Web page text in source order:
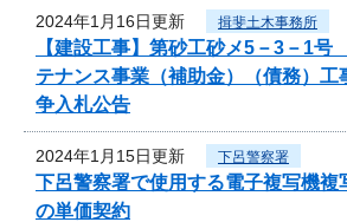
2024年1月16日更新 揖斐土木事務所
【建設工事】第砂工砂メ5－3－1
テナンス事業（補助金）（債務）工
争入札公告
2024年1月15日更新 下呂警察署
下呂警察署で使用する電子複写機複
の単価契約